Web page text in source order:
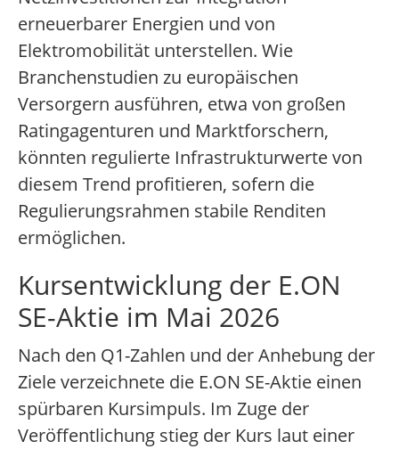
erneuerbarer Energien und von
Elektromobilität unterstellen. Wie
Branchenstudien zu europäischen
Versorgern ausführen, etwa von großen
Ratingagenturen und Marktforschern,
könnten regulierte Infrastrukturwerte von
diesem Trend profitieren, sofern die
Regulierungsrahmen stabile Renditen
ermöglichen.
Kursentwicklung der E.ON
SE-Aktie im Mai 2026
Nach den Q1-Zahlen und der Anhebung der
Ziele verzeichnete die E.ON SE-Aktie einen
spürbaren Kursimpuls. Im Zuge der
Veröffentlichung stieg der Kurs laut einer